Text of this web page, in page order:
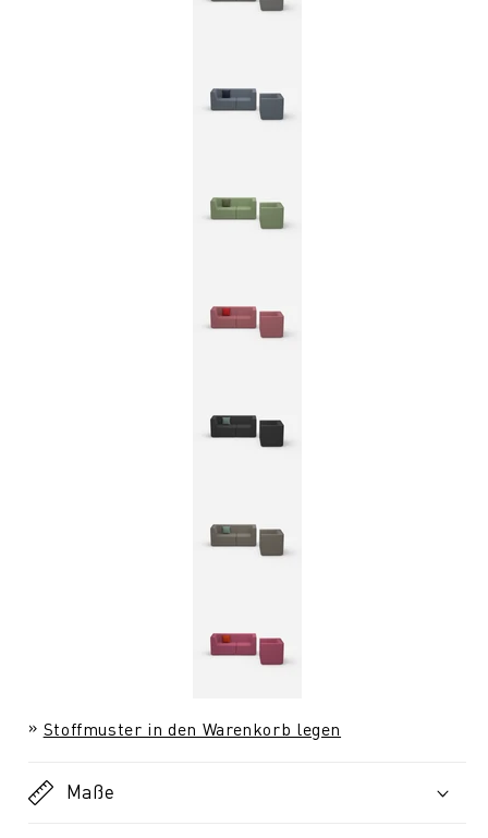
Stoffmuster in den Warenkorb legen
Maße